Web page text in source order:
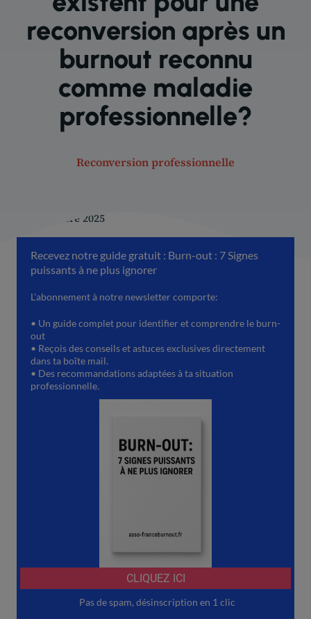
reconversion après un
burnout reconnu
comme maladie
professionnelle?
Reconversion professionnelle
22 décembre 2025